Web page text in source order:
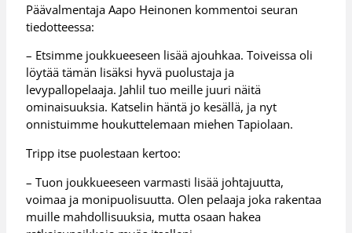
Päävalmentaja Aapo Heinonen kommentoi seuran
tiedotteessa:
– Etsimme joukkueeseen lisää ajouhkaa. Toiveissa oli
löytää tämän lisäksi hyvä puolustaja ja
levypallopelaaja. Jahlil tuo meille juuri näitä
ominaisuuksia. Katselin häntä jo kesällä, ja nyt
onnistuimme houkuttelemaan miehen Tapiolaan.
Tripp itse puolestaan kertoo:
– Tuon joukkueeseen varmasti lisää johtajuutta,
voimaa ja monipuolisuutta. Olen pelaaja joka rakentaa
muille mahdollisuuksia, mutta osaan hakea